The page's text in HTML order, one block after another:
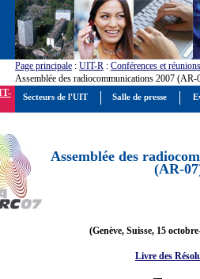
Page principale : UIT-R : Conférences et réunions
Assemblée des radiocommunications 2007 (AR-
Assemblée des
(AR-
(Genève, Suisse, 15
Livre des
Secteurs de l'UIT Salle de presse